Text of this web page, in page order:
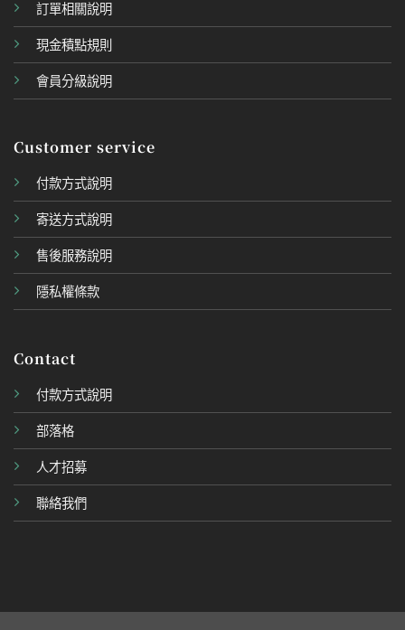
訂單相關說明
現金積點規則
會員分級說明
Customer service
付款方式說明
寄送方式說明
售後服務說明
隱私權條款
Contact
付款方式說明
部落格
人才招募
聯絡我們